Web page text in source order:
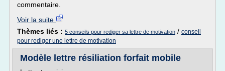
commentaire.
Voir la suite
Thèmes liés : 5 conseils pour rediger sa lettre de motivation / conseil
pour rediger une lettre de motivation
Modèle lettre résiliation forfait mobile